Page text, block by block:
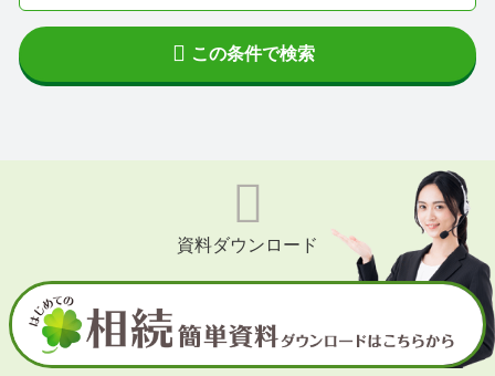
春日市
筑紫野市
飯塚市
嘉麻市
この条件で検索